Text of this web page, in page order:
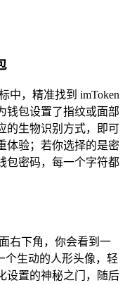
中，精准找到 imToken
钱包设置了指纹或面部
的生物识别方式，即可
体验；若你选择的是密
包密码，每一个字符都
右下角，你会看到一
个生动的人形头像，轻
设置的神秘之门，随后